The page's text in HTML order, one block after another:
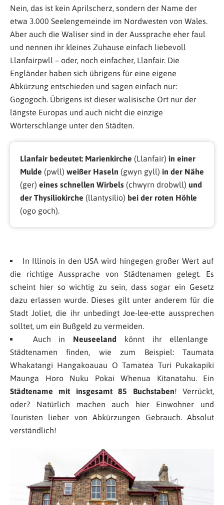
Nein, das ist kein Aprilscherz, sondern der Name der
etwa 3.000 Seelengemeinde im Nordwesten von Wales.
Aber auch die Waliser sind in der Aussprache eher faul
und nennen ihr kleines Zuhause einfach liebevoll
Llanfairpwll – oder, noch einfacher, Llanfair. Die
Engländer haben sich übrigens für eine eigene
Abkürzung entschieden und sagen einfach nur:
Gogogoch. Übrigens ist dieser walisische Ort nur der
längste Europas und auch nicht die einzige
Wörterschlange unter den Städten.
Llanfair bedeutet: Marienkirche (Llanfair) in einer
Mulde (pwll) weißer Haseln (gwyn gyll) in der Nähe
(ger) eines schnellen Wirbels (chwyrn drobwll) und
der Thysiliokirche (llantysilio) bei der roten Höhle
(ogo goch).
In Illinois in den USA wird hingegen großer Wert auf
die richtige Aussprache von Städtenamen gelegt. Es
scheint hier so wichtig zu sein, dass sogar ein Gesetz
dazu erlassen wurde. Dieses gilt unter anderem für die
Stadt Joliet, die ihr unbedingt Joe-lee-ette aussprechen
solltet, um ein Bußgeld zu vermeiden.
Auch in Neuseeland könnt ihr ellenlange
Städtenamen finden, wie zum Beispiel: Taumata
Whakatangi Hangakoauau O Tamatea Turi Pukakapiki
Maunga Horo Nuku Pokai Whenua Kitanatahu. Ein
Städtename mit insgesamt 85 Buchstaben! Verrückt,
oder? Natürlich machen auch hier Einwohner und
Touristen lieber von Abkürzungen Gebrauch. Absolut
verständlich!